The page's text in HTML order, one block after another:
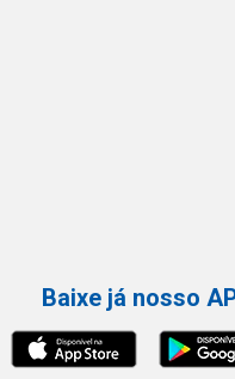
Baixe já nosso